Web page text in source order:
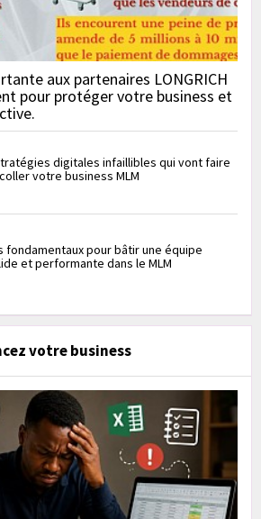
aux partenaires LONGRICH
pour protéger votre business et
digitales infaillibles qui vont faire
votre business MLM
fondamentaux pour bâtir une équipe
et performante dans le MLM
votre business